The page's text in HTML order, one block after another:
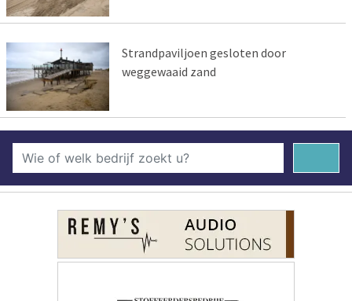
Strandpaviljoen gesloten door
weggewaaid zand